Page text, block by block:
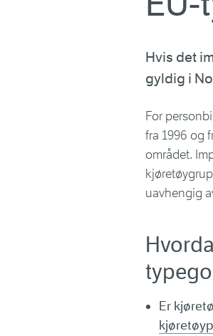
Hvis det
gyldig i
For
fra 1996 og
området.
uavhengig
Er